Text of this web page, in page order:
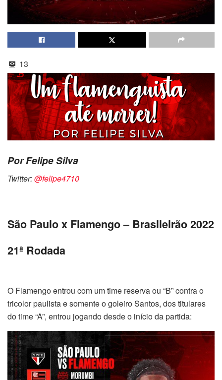
13
Por Felipe Silva
Twitter:@felipe4710
São Paulo x Flamengo – Brasileirão 2022
21ª Rodada
O Flamengo entrou com um time reserva ou “B” contra o
tricolor paulista e somente o goleiro Santos, dos titulares
do time “A”, entrou jogando desde o início da partida: